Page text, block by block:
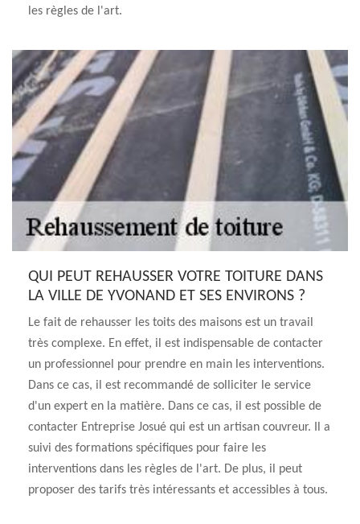
les règles de l'art.
QUI PEUT REHAUSSER VOTRE TOITURE DANS
LA VILLE DE YVONAND ET SES ENVIRONS ?
Le fait de rehausser les toits des maisons est un travail
très complexe. En effet, il est indispensable de contacter
un professionnel pour prendre en main les interventions.
Dans ce cas, il est recommandé de solliciter le service
d'un expert en la matière. Dans ce cas, il est possible de
contacter Entreprise Josué qui est un artisan couvreur. Il a
suivi des formations spécifiques pour faire les
interventions dans les règles de l'art. De plus, il peut
proposer des tarifs très intéressants et accessibles à tous.